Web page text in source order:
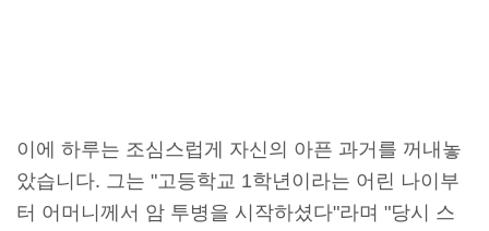
이에 하루는 조심스럽게 자신의 아픈 과거를 꺼내놓
았습니다. 그는 "고등학교 1학년이라는 어린 나이부
터 어머니께서 암 투병을 시작하셨다"라며 "당시 스